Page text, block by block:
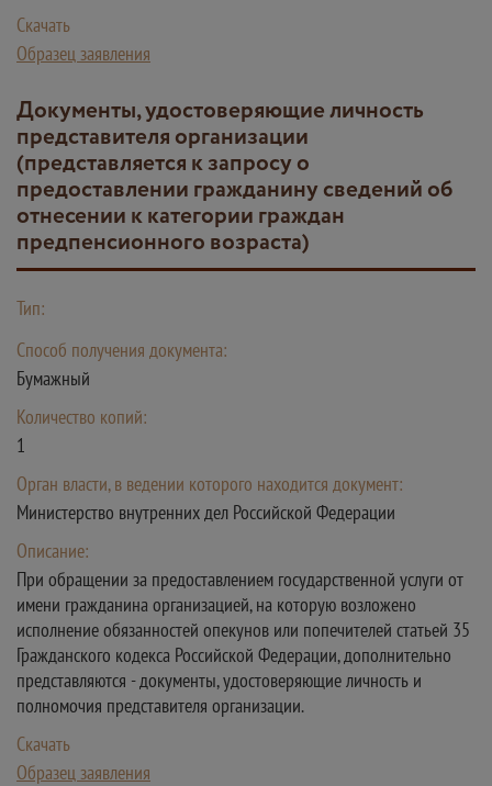
Скачать
Образец заявления
Документы, удостоверяющие личность
представителя организации
(представляется к запросу о
предоставлении гражданину сведений об
отнесении к категории граждан
предпенсионного возраста)
Тип:
Способ получения документа:
Бумажный
Количество копий:
1
Орган власти, в ведении которого находится документ:
Министерство внутренних дел Российской Федерации
Описание:
При обращении за предоставлением государственной услуги от
имени гражданина организацией, на которую возложено
исполнение обязанностей опекунов или попечителей статьей 35
Гражданского кодекса Российской Федерации, дополнительно
представляются - документы, удостоверяющие личность и
полномочия представителя организации.
Скачать
Образец заявления